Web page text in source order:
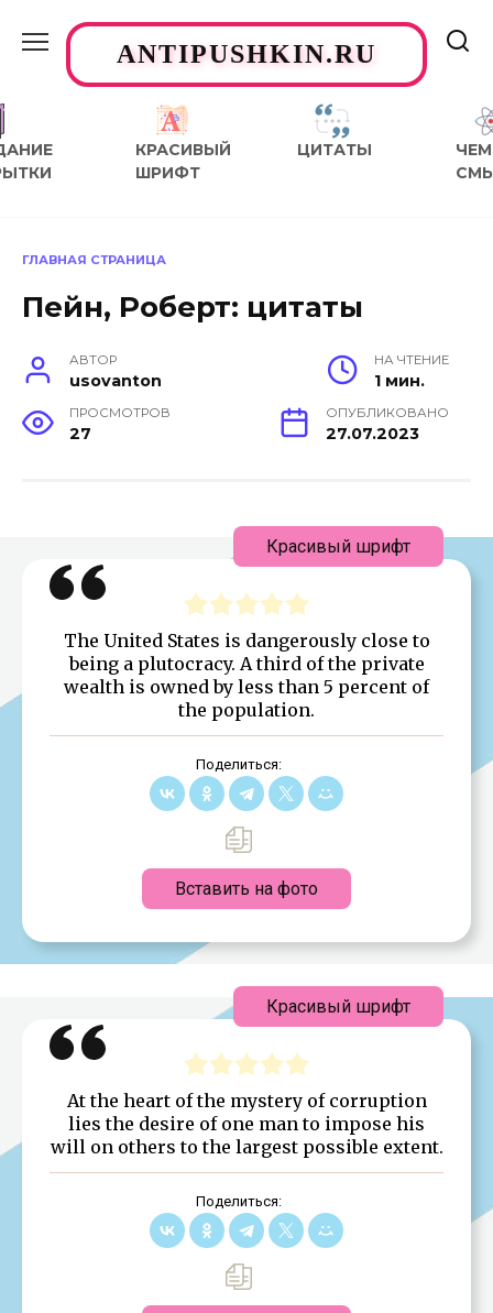
содержаниюANTIPUSHKIN.RU
КРАСИВЫЙ
ШРИФТ
ЦИТАТЫ
ЧЕМ
ГЛАВНАЯ СТРАНИЦА
Пейн, Роберт: цитаты
АВТОР
usovanton
НА ЧТЕНИЕ
1 мин.
ПРОСМОТРОВ
27
ОПУБЛИКОВАНО
27.07.2023
The United States is dangerously close to
being a plutocracy. A third of the private
wealth is owned by less than 5 percent of
the population.
Поделиться:
Вставить на фото
Красивый шрифт
At the heart of the mystery of corruption
lies the desire of one man to impose his
will on others to the largest possible extent.
Поделиться:
Красивый шрифт